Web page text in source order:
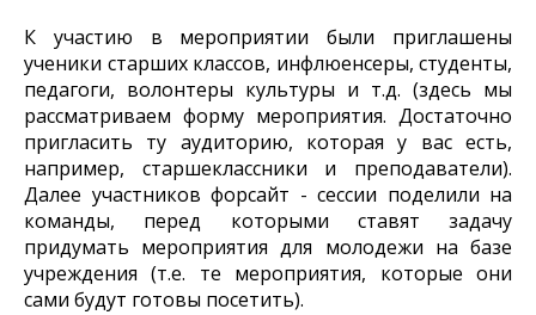
К участию в мероприятии были приглашены
ученики старших классов, инфлюенсеры, студенты,
педагоги, волонтеры культуры и т.д. (здесь мы
рассматриваем форму мероприятия. Достаточно
пригласить ту аудиторию, которая у вас есть,
например, старшеклассники и преподаватели).
Далее участников форсайт - сессии поделили на
команды, перед которыми ставят задачу
придумать мероприятия для молодежи на базе
учреждения (т.е. те мероприятия, которые они
сами будут готовы посетить).